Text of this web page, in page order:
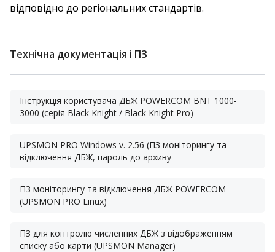
відповідно до регіональних стандартів.
Технічна документація і ПЗ
Інструкція користувача ДБЖ POWERCOM BNT 1000-
3000 (серія Black Knight / Black Knight Pro)
UPSMON PRO Windows v. 2.56 (ПЗ моніторингу та
відключення ДБЖ, пароль до архиву
ПЗ моніторингу та відключення ДБЖ POWERCOM
(UPSMON PRO Linux)
ПЗ для контролю численних ДБЖ з відображенням
списку або карти (UPSMON Manager)